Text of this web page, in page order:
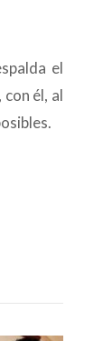
el
él, al